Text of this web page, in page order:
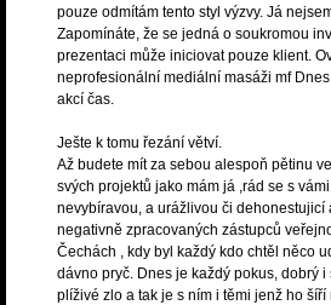
pouze odmítám tento styl výzvy. Já
Zapomínáte, že se jedná o soukromou
prezentaci může iniciovat pouze klient.
neprofesionální mediální masáži mf
akcí čas.
Ješte k tomu řezání větví.
Až budete mít za sebou alespoň pětinu
svých projektů jako mám já ,rád se s
nevybíravou, a urážlivou či dehonestujicí
negativně zpracovaných zástupců
Čechách , kdy byl každý kdo chtěl něco
dávno pryč. Dnes je každý pokus, dobrý
plíživé zlo a tak je s ním i těmi jenž ho